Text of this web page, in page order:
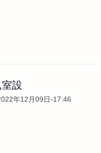
設
年12月09日-17:46